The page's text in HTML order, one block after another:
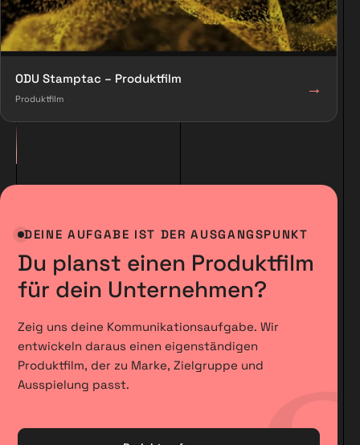
ODU Stamptac – Produktfilm
Produktfilm →
DEINE AUFGABE IST DER AUSGANGSPUNKT
Du planst einen Produktfilm
für dein Unternehmen?
Zeig uns deine Kommunikationsaufgabe. Wir
entwickeln daraus einen eigenständigen
Produktfilm, der zu Marke, Zielgruppe und
Ausspielung passt.